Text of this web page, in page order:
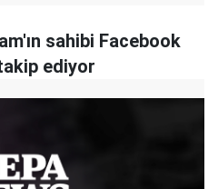
sahibi Facebook
ediyor